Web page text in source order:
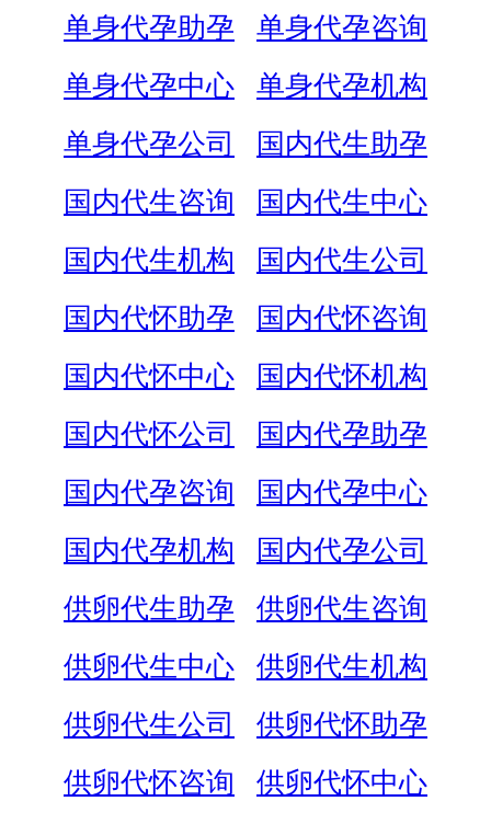
单身代孕助孕
单身代孕咨询
单身代孕中心
单身代孕机构
单身代孕公司
国内代生助孕
国内代生咨询
国内代生中心
国内代生机构
国内代生公司
国内代怀助孕
国内代怀咨询
国内代怀中心
国内代怀机构
国内代怀公司
国内代孕助孕
国内代孕咨询
国内代孕中心
国内代孕机构
国内代孕公司
供卵代生助孕
供卵代生咨询
供卵代生中心
供卵代生机构
供卵代生公司
供卵代怀助孕
供卵代怀咨询
供卵代怀中心